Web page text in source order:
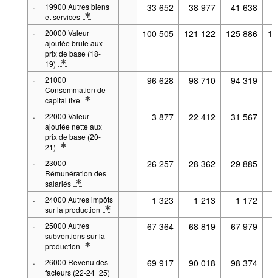
·
19900 Autres biens
et services
* Note spécification 2: Définitions : Biens, Services
33 652 38 977 41 638
·
20000 Valeur
ajoutée brute aux
prix de base (18-
19)
* Note spécification 2: Définitions : Prix de base, Valeur ajoutée
100 505 121 122 125 886
·
21000
Consommation de
capital fixe
* Note spécification 2: Définitions : Consommation de capital fixe
96 628 98 710 94 319
·
22000 Valeur
ajoutée nette aux
prix de base (20-
21)
* Note spécification 2: Définitions : Prix de base, Valeur ajoutée
3 877 22 412 31 567
·
23000
Rémunération des
salariés
* Note spécification 2: Définitions : Rémunération des salariés (D.1),
26 257 28 362 29 885
·
24000 Autres impôts
sur la production
* Note spécification 2: Définitions : Autres impôts sur la production
1 323 1 213 1 172
·
25000 Autres
subventions sur la
production
* Note spécification 2: Définitions : Autres subventions sur la
67 364 68 819 67 979
·
26000 Revenu des
facteurs (22-24+25)
69 917 90 018 98 374